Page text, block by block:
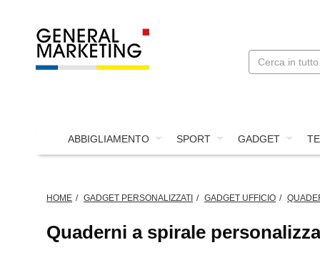
ABBIGLIAMENTO SPORT GADGET
HOME GADGET PERSONALIZZATI GADGET UFFICIO
Quaderni a spirale